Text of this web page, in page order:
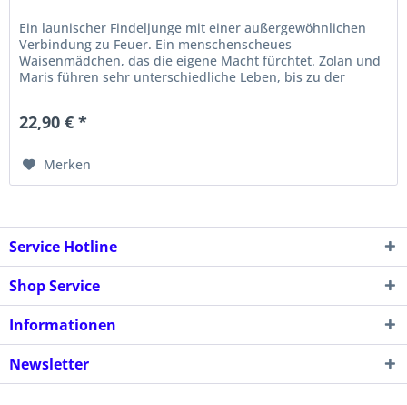
Ein launischer Findeljunge mit einer außergewöhnlichen
Verbindung zu Feuer. Ein menschenscheues
Waisenmädchen, das die eigene Macht fürchtet. Zolan und
Maris führen sehr unterschiedliche Leben, bis zu der
22,90 € *
Merken
Service Hotline
Shop Service
Informationen
Newsletter